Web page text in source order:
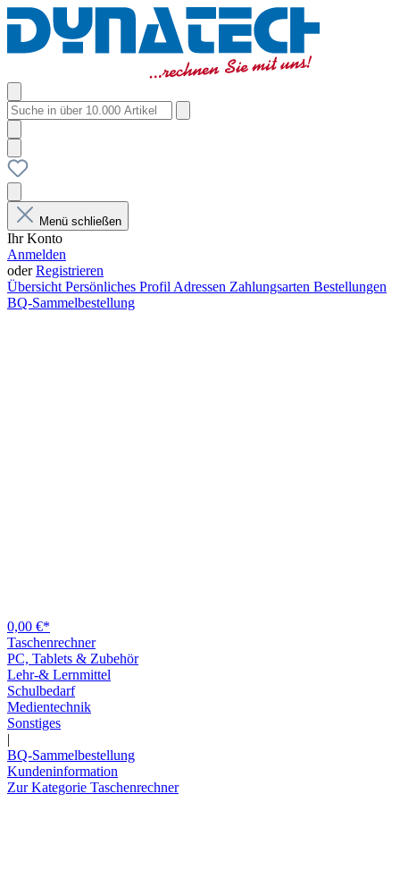
Menü schließen
Ihr Konto
Anmelden
oderRegistrieren
Übersicht Persönliches Profil Adressen Zahlungsarten Bestellungen
BQ-Sammelbestellung
0,00 €*
Taschenrechner
PC, Tablets & Zubehör
Lehr-& Lernmittel
Schulbedarf
Medientechnik
Sonstiges
|
BQ-Sammelbestellung
Kundeninformation
Zur Kategorie Taschenrechner